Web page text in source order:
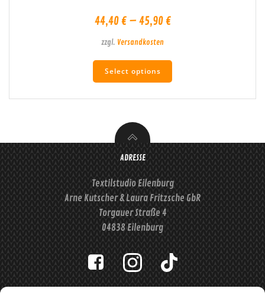
44,40€– 45,90€
zzgl. Versandkosten
Select options
Dieses
weist
mehrere
Optionen
können
auf
der
Produktseite
gewählt
werden
ADRESSE
Textilstudio Eilenburg
Arne Kutscher & Laura Fritzsche GbR
Torgauer Straße 4
04838 Eilenburg